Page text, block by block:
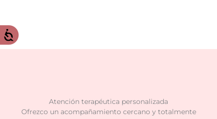
Atención terapéutica personalizada
Ofrezco un acompañamiento cercano y totalmente